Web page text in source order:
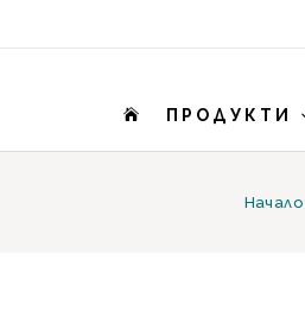
 ПРОДУКТИ
Начало